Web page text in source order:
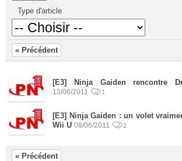
Type d'article
« Précédent
[E3] Ninja Gaiden rencontre
13/06/2011 1
[E3] Ninja Gaiden : un volet
Wii U 08/06/2011 2
« Précédent